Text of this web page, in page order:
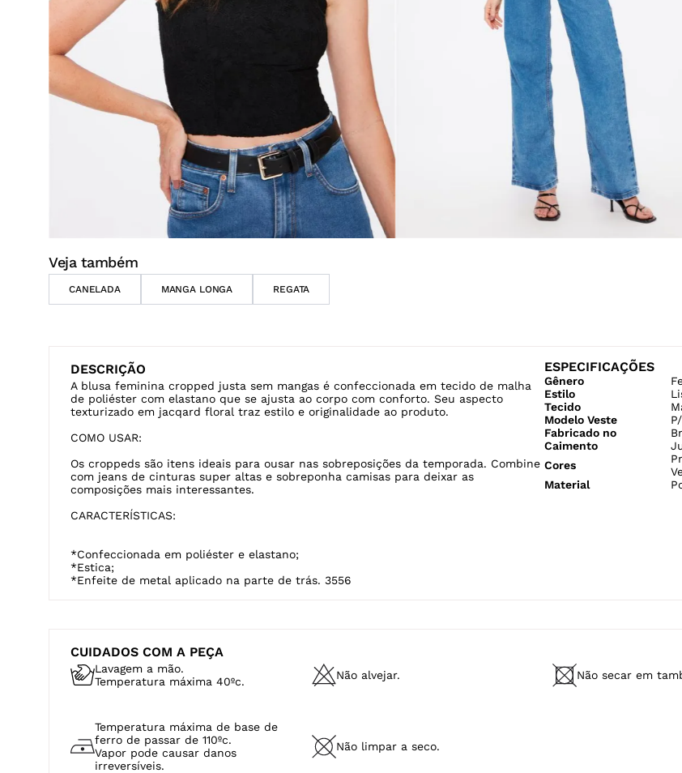
Veja também
CANELADA MANGA LONGA REGATA
DESCRIÇÃO
A blusa feminina cropped justa sem mangas é confeccionada em tecido de malha
de poliéster com elastano que se ajusta ao corpo com conforto. Seu aspecto
texturizado em jacqard floral traz estilo e originalidade ao produto.
COMO USAR:
Os croppeds são itens ideais para ousar nas sobreposições da temporada. Combine
com jeans de cinturas super altas e sobreponha camisas para deixar as
composições mais interessantes.
CARACTERÍSTICAS:
*Confeccionada em poliéster e elastano;
*Estica;
*Enfeite de metal aplicado na parte de trás. 3556
ESPECIFICAÇÕES
Gênero
Estilo
Tecido
Modelo Veste
Fabricado no
Caimento
Cores
Material
CUIDADOS COM A PEÇA
Lavagem a mão.
Temperatura máxima 40ºc.
Não alvejar. Não secar em
Temperatura máxima de base de
ferro de passar de 110ºc.
Vapor pode causar danos
irreversíveis.
Não limpar a seco.